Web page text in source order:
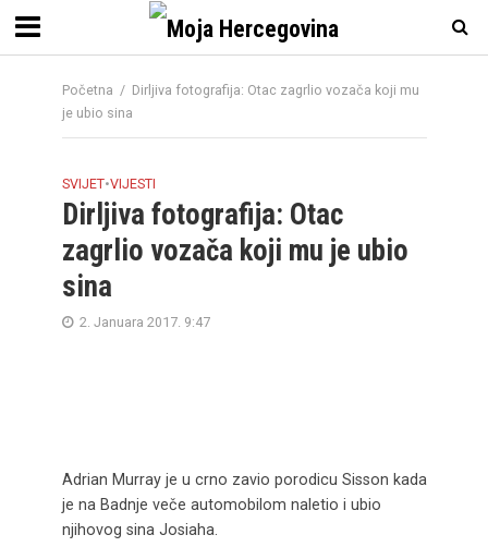
Početna / Dirljiva fotografija: Otac zagrlio vozača koji mu
je ubio sina
SVIJET•VIJESTI
Dirljiva fotografija: Otac
zagrlio vozača koji mu je ubio
sina
2. Januara 2017. 9:47
Adrian Murray je u crno zavio porodicu Sisson kada
je na Badnje veče automobilom naletio i ubio
njihovog sina Josiaha.